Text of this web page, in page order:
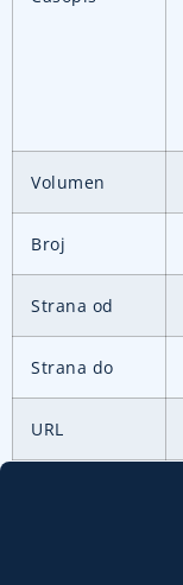
Volumen
Broj
Strana od
Strana do
URL